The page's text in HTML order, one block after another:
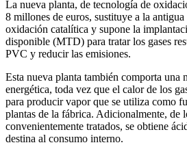
La nueva planta, de tecnología de
8 millones de euros, sustituye a la
oxidación catalítica y supone la
disponible (MTD) para tratar los gases
PVC y reducir las emisiones.
Esta nueva planta también comporta una
energética, toda vez que el calor de los
para producir vapor que se utiliza como
plantas de la fábrica. Adicionalmente, de
convenientemente tratados, se obtiene
destina al consumo interno.